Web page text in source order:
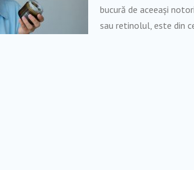
bucură de aceeași
sau retinolul, este din